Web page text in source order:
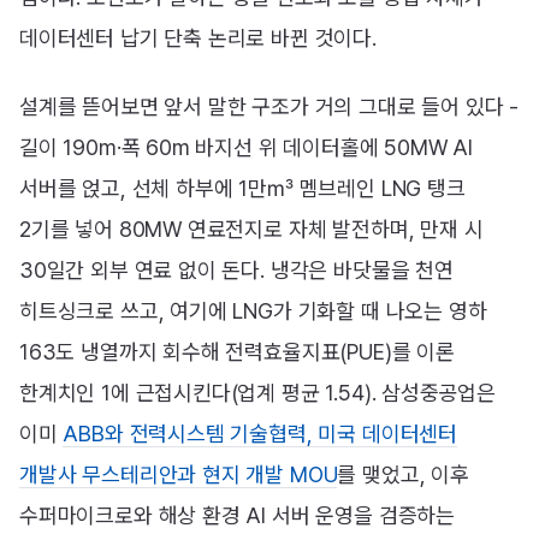
데이터센터 납기 단축 논리로 바뀐 것이다.
설계를 뜯어보면 앞서 말한 구조가 거의 그대로 들어 있다 -
길이 190m·폭 60m 바지선 위 데이터홀에 50MW AI
서버를 얹고, 선체 하부에 1만㎥ 멤브레인 LNG 탱크
2기를 넣어 80MW 연료전지로 자체 발전하며, 만재 시
30일간 외부 연료 없이 돈다. 냉각은 바닷물을 천연
히트싱크로 쓰고, 여기에 LNG가 기화할 때 나오는 영하
163도 냉열까지 회수해 전력효율지표(PUE)를 이론
한계치인 1에 근접시킨다(업계 평균 1.54). 삼성중공업은
이미 ABB와 전력시스템 기술협력, 미국 데이터센터
개발사 무스테리안과 현지 개발 MOU를 맺었고, 이후
수퍼마이크로와 해상 환경 AI 서버 운영을 검증하는